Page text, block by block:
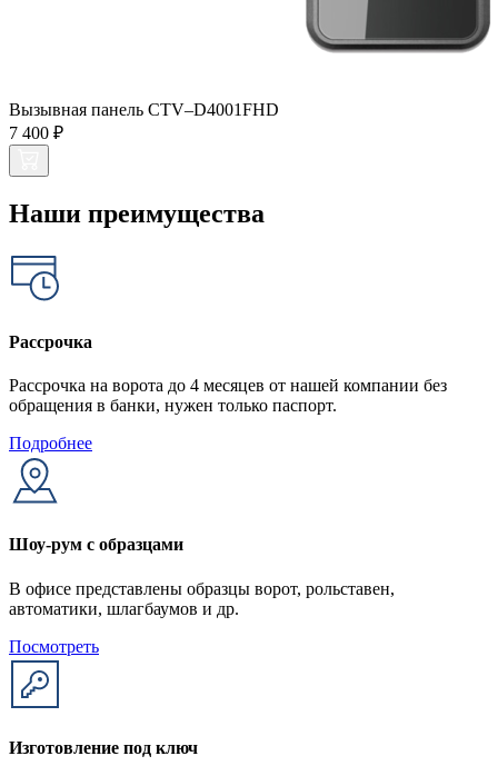
Вызывная панель CTV–D4001FHD
7 400 ₽
Наши преимущества
Рассрочка
Рассрочка на ворота до 4 месяцев от нашей компании без
обращения в банки, нужен только паспорт.
Подробнее
Шоу-рум с образцами
В офисе представлены образцы ворот, рольставен,
автоматики, шлагбаумов и др.
Посмотреть
Изготовление под ключ